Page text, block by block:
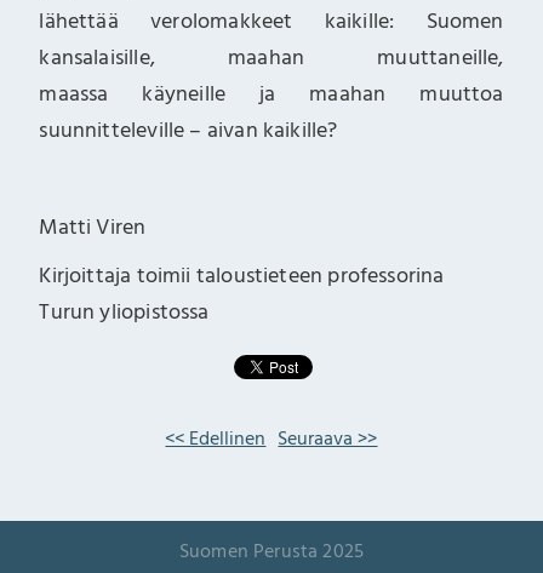
lähettää verolomakkeet kaikille: Suomen
kansalaisille, maahan muuttaneille,
maassa käyneille ja maahan muuttoa
suunnitteleville – aivan kaikille?
Matti Viren
Kirjoittaja toimii taloustieteen professorina
Turun yliopistossa
<< Edellinen Seuraava >>
Suomen Perusta 2025